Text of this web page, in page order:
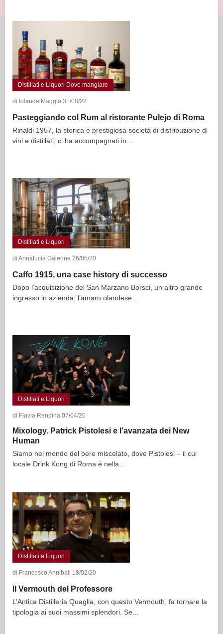
Distillati e Liquori Dove mangiare
di Iolanda Maggio 31/08/22
Pasteggiando col Rum al ristorante Pulejo di Roma
Rinaldi 1957, la storica e prestigiosa società di distribuzione di
vini e distillati, ci ha accompagnati in...
Distillati e Liquori
di Annalucia Galeone 26/05/20
Caffo 1915, una case history di successo
Dopo l’acquisizione del San Marzano Borsci, un altro grande
ingresso in azienda: l’amaro olandese...
Distillati e Liquori
di Flavia Rendina 07/04/20
Mixology. Patrick Pistolesi e l’avanzata dei New
Human
Siamo nel mondo del bere miscelato, dove Pistolesi – il cui
locale Drink Kong di Roma è nella...
Distillati e Liquori
di Francesco Annibali 18/02/20
Il Vermouth del Professore
L’Antica Distilleria Quaglia, con questo Vermouth, fa tornare la
tipologia ai suoi massimi splendori. Se...